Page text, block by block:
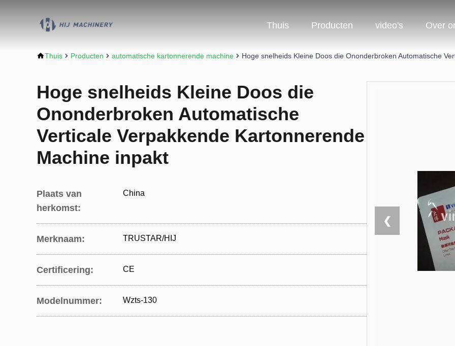
Thuis Producten video's Over
Thuis Producten automatische kartonnerende machine Hoge snelheids Kleine Doos die Ononderbroken Automatische
❮
Hoge snelheids Kleine Doos die
Ononderbroken Automatische
Verticale Verpakkende Kartonnerende
Machine inpakt
Plaats van
herkomst:
China
Merknaam: TRUSTAR/HIJ
Certificering: CE
Modelnummer: Wzts-130